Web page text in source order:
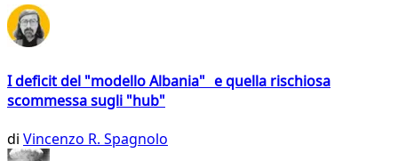
I deficit del "modello Albania" e quella rischiosa
scommessa sugli "hub"
di Vincenzo R. Spagnolo